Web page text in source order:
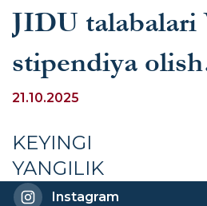
JIDU talabalari
stipendiya olish
imkoniyatlari
21.10.2025
KEYINGI
YANGILIK
Instagram